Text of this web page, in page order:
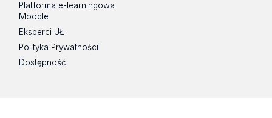
Platforma e-learningowa
Moodle
Eksperci UŁ
Polityka Prywatności
Dostępność